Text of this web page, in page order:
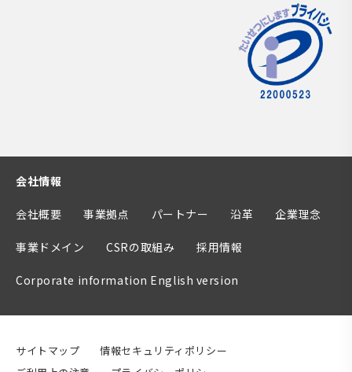
会社情報
会社概要 事業拠点 パートナー 沿革 企業理念
事業ドメイン CSRの取組み 採用情報
Corporate information English version
サイトマップ
情報セキュリティポリシー